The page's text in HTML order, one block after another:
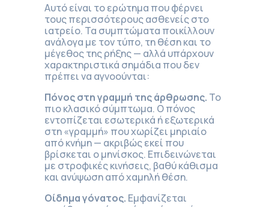
Αυτό είναι το ερώτημα που φέρνει
τους περισσότερους ασθενείς στο
ιατρείο. Τα συμπτώματα ποικίλλουν
ανάλογα με τον τύπο, τη θέση και το
μέγεθος της ρήξης — αλλά υπάρχουν
χαρακτηριστικά σημάδια που δεν
πρέπει να αγνοούνται:
Πόνος στη γραμμή της άρθρωσης. Το
πιο κλασικό σύμπτωμα. Ο πόνος
εντοπίζεται εσωτερικά ή εξωτερικά
στη «γραμμή» που χωρίζει μηριαίο
από κνήμη — ακριβώς εκεί που
βρίσκεται ο μηνίσκος. Επιδεινώνεται
με στροφικές κινήσεις, βαθύ κάθισμα
και ανύψωση από χαμηλή θέση.
Οίδημα γόνατος. Εμφανίζεται